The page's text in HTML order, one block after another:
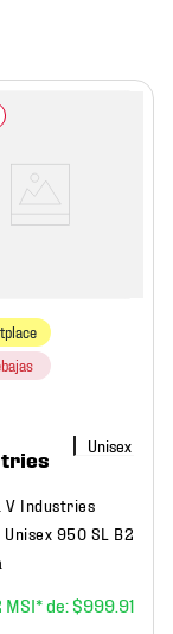
V Industries
Unisex 950 SL B2
$999 91